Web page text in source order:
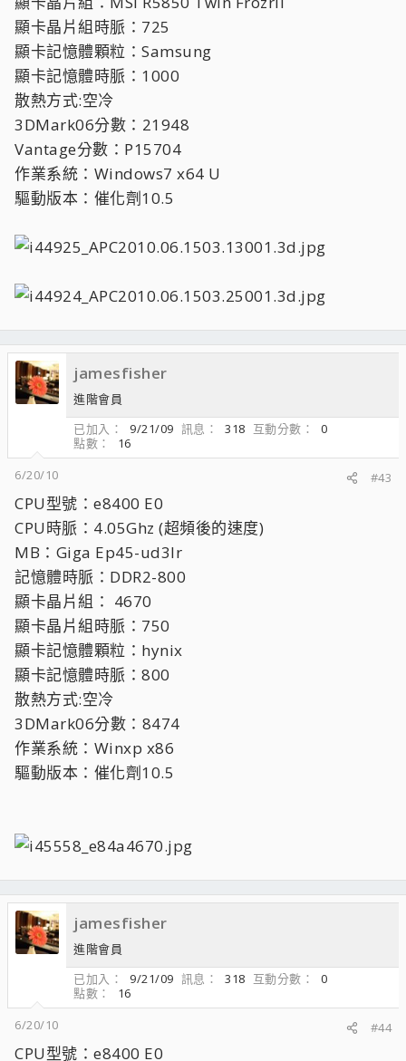
顯卡晶片組時脈：725
顯卡記憶體顆粒：Samsung
顯卡記憶體時脈：1000
散熱方式:空冷
3DMark06分數：21948
Vantage分數：P15704
作業系統：Windows7 x64 U
驅動版本：催化劑10.5
jamesfisher
進階會員
已加入
9/21/09 訊息 318 互動分數
0
點數
16
6/20/10
#43
CPU型號：e8400 E0
CPU時脈：4.05Ghz (超頻後的速度)
MB：Giga Ep45-ud3lr
記憶體時脈：DDR2-800
顯卡晶片組： 4670
顯卡晶片組時脈：750
顯卡記憶體顆粒：hynix
顯卡記憶體時脈：800
散熱方式:空冷
3DMark06分數：8474
作業系統：Winxp x86
驅動版本：催化劑10.5
jamesfisher
進階會員
已加入
9/21/09 訊息 318 互動分數
0
點數
16
6/20/10
#44
CPU型號：e8400 E0